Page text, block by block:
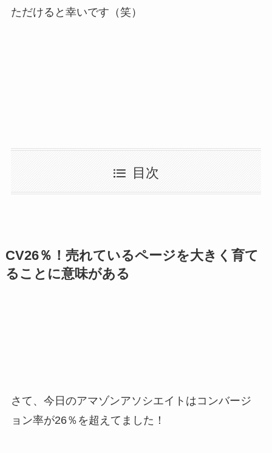
ただけると幸いです（笑）
目次
CV26％！売れているページを大きく育て
ることに意味がある
さて、今日のアマゾンアソシエイトはコンバージ
ョン率が26％を超えてました！